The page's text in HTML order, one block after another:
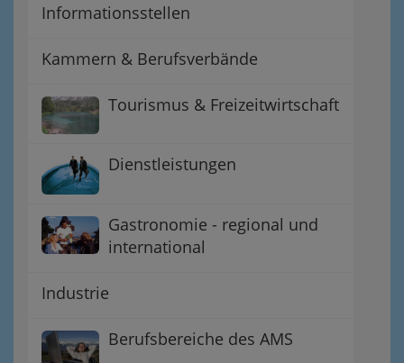
Informationsstellen
Kammern & Berufsverbände
Tourismus & Freizeitwirtschaft
Dienstleistungen
Gastronomie - regional und
international
Industrie
Berufsbereiche des AMS